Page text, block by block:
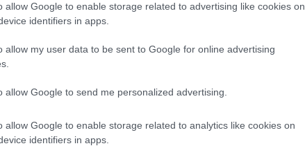
allow Google to enable storage related to advertising like cookies on
identifiers in apps.
allow my user data to be sent to Google for online advertising
allow Google to send me personalized advertising.
allow Google to enable storage related to analytics like cookies on
identifiers in apps.
un romanzo che mette sotto i
da te’, che si erge a ultimo giudice
morte, raccogliendo un largo consenso
inneggiare sui social per i suoi delitti.
veramente innocenti, sbagliando diversi
Consapevoli di aver messo nero su